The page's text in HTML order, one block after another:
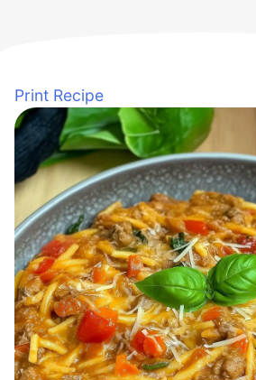
Print Recipe